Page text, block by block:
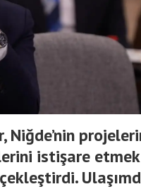
Niğde’nin
istişare